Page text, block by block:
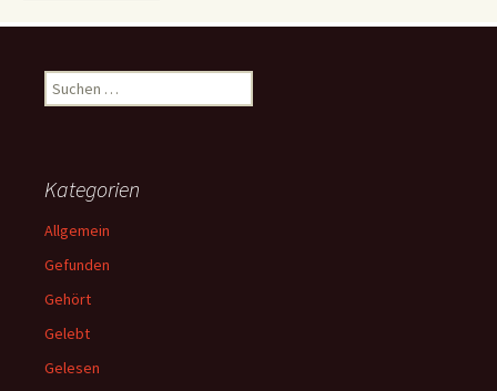
Suchen
nach:
Kategorien
Allgemein
Gefunden
Gehört
Gelebt
Gelesen